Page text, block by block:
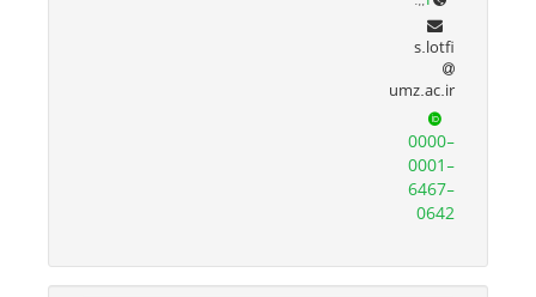
s.lotfi
umz.ac.ir
0000-
0001-
6467-
0642